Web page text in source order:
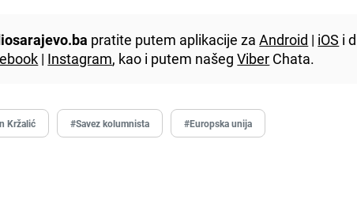
pratite putem aplikacije zaAndroid | iOS i
| Instagram, kao i putem našegViber Chata.
Kržalić #Savez kolumnista #Europska unija